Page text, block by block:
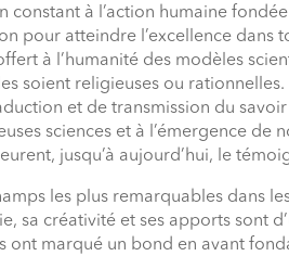
constant à l’action humaine
pour atteindre l’excellence dans
à l’humanité des modèles
soient religieuses ou
et de transmission du
sciences et à l’émergence de
jusqu’à aujourd’hui, le
les plus remarquables dans
sa créativité et ses apports sont
ont marqué un bond en avant